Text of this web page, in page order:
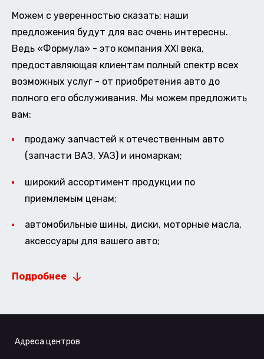
Можем с уверенностью сказать: наши
предложения будут для вас очень интересны.
Ведь «Формула» - это компания XXI века,
предоставляющая клиентам полный спектр всех
возможных услуг - от приобретения авто до
полного его обслуживания. Мы можем предложить
вам:
продажу запчастей к отечественным авто
(запчасти ВАЗ, УАЗ) и иномаркам;
широкий ассортимент продукции по
приемлемым ценам;
автомобильные шины, диски, моторные масла,
аксессуары для вашего авто;
Подробнее
Адреса центров